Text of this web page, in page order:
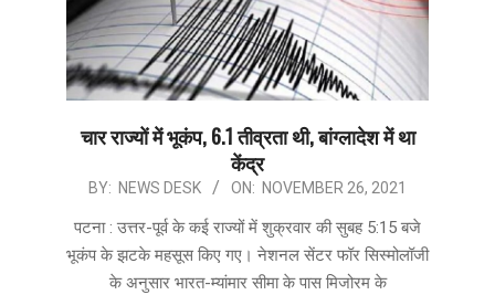
चार राज्यों में भूकंप, 6.1 तीव्रता थी, बांग्लादेश में था
केंद्र
2021-
26
BY: NEWS DESK ON: NOVEMBER 26, 2021
पटना : उत्तर-पूर्व के कई राज्यों में शुक्रवार की सुबह 5:15 बजे
भूकंप के झटके महसूस किए गए। नेशनल सेंटर फॉर सिस्मोलॉजी
के अनुसार भारत-म्यांमार सीमा के पास मिजोरम के